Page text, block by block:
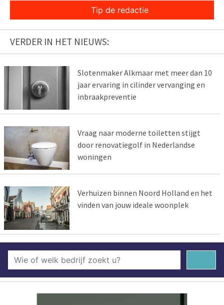
Tip de redactie
VERDER IN HET NIEUWS:
Slotenmaker Alkmaar met meer dan 10
jaar ervaring in cilinder vervanging en
inbraakpreventie
Vraag naar moderne toiletten stijgt
door renovatiegolf in Nederlandse
woningen
Verhuizen binnen Noord Holland en het
vinden van jouw ideale woonplek